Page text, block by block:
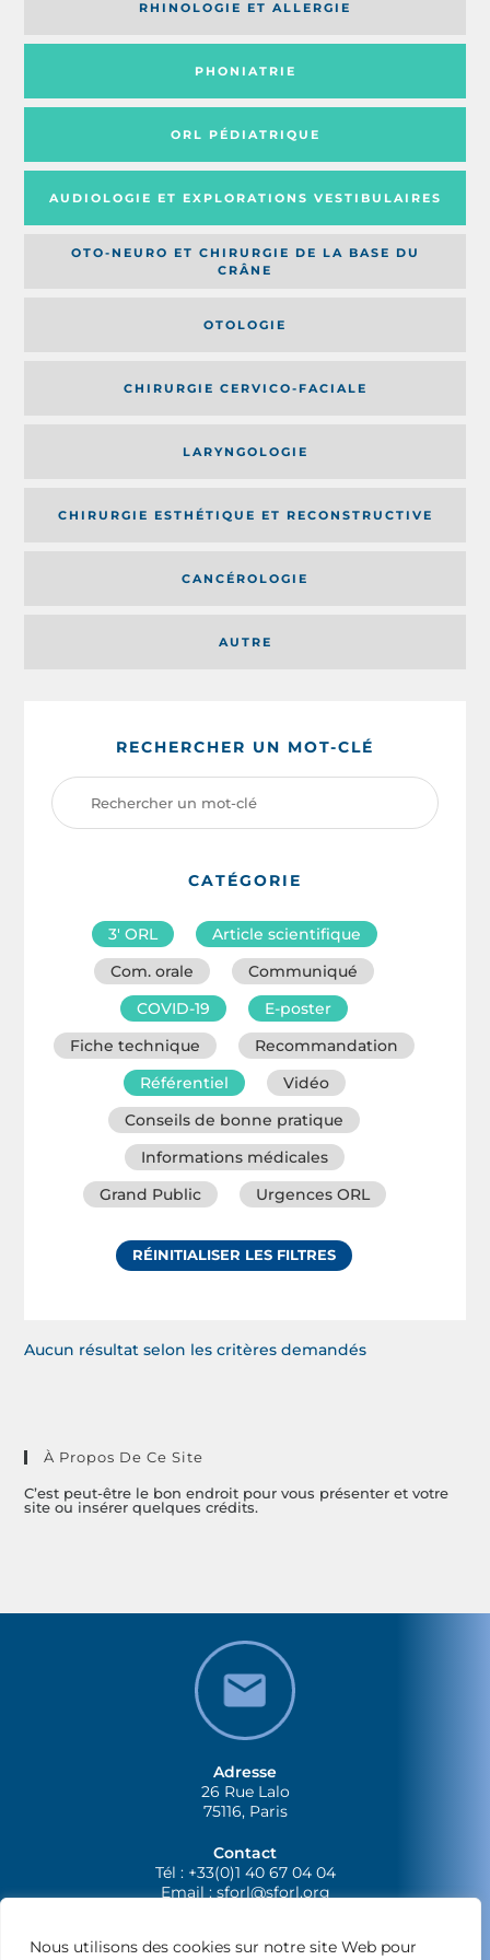
Nous utilisons des cookies sur notre site Web pour
RHINOLOGIE ET ALLERGIE
PHONIATRIE
ORL PÉDIATRIQUE
AUDIOLOGIE ET EXPLORATIONS VESTIBULAIRES
OTO-NEURO ET CHIRURGIE DE LA BASE DU
CRÂNE
OTOLOGIE
CHIRURGIE CERVICO-FACIALE
AUTRE
LARYNGOLOGIE
CHIRURGIE ESTHÉTIQUE ET RECONSTRUCTIVE
CANCÉROLOGIE
RECHERCHER UN MOT-CLÉ
CATÉGORIE
3′ ORL
Article scientifique
Com. orale
Communiqué
COVID-19
E-poster
Fiche technique
Recommandation
Référentiel
Vidéo
Conseils de bonne pratique
Informations médicales
Grand Public
Urgences ORL
RÉINITIALISER LES FILTRES
Aucun résultat selon les critères demandés
À Propos De Ce Site
C’est peut-être le bon endroit pour vous présenter et votre
site ou insérer quelques crédits.
Adresse
26 Rue Lalo
75116, Paris
Contact
Tél : +33(0)1 40 67 04 04
Email :sforl@sforl.org